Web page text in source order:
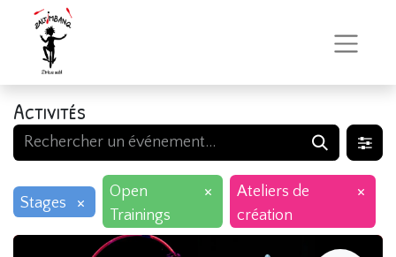
Activités
Stages ×
Open
Trainings
×
Ateliers de
création
×